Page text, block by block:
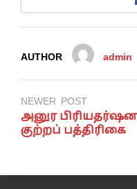
AUTHOR admin
NEWER POST
அனுர பிரியதர்ஷன
குற்றப் பத்திரிகை